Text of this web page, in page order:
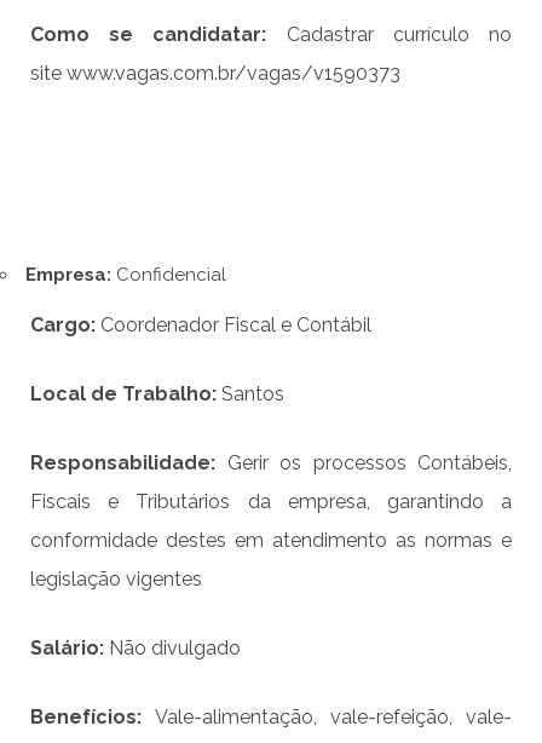
Como se candidatar: Cadastrar currículo no
site www.vagas.com.br/vagas/v1590373
Empresa: Confidencial
Cargo: Coordenador Fiscal e Contábil
Local de Trabalho: Santos
Responsabilidade: Gerir os processos Contábeis,
Fiscais e Tributários da empresa, garantindo a
conformidade destes em atendimento as normas e
legislação vigentes
Salário: Não divulgado
Benefícios: Vale-alimentação, vale-refeição, vale-